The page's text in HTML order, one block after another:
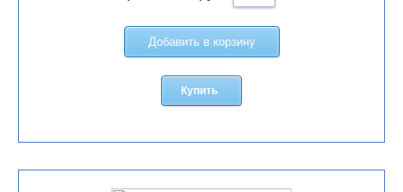
Добавить в корзину
Купить